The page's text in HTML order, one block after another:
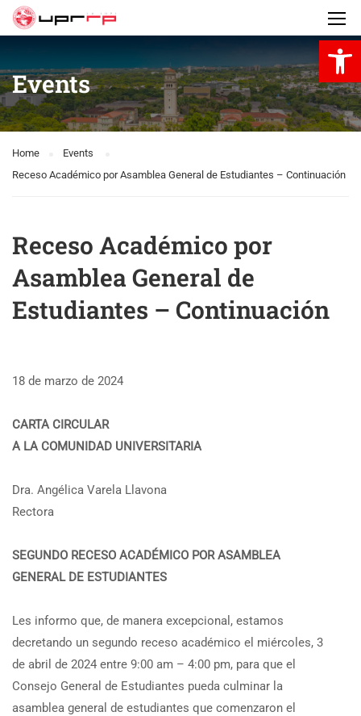
Events
Home
Events
Receso Académico por Asamblea General de Estudiantes – Continuación
Receso Académico por
Asamblea General de
Estudiantes – Continuación
18 de marzo de 2024
CARTA CIRCULAR
A LA COMUNIDAD UNIVERSITARIA
Dra. Angélica Varela Llavona
Rectora
SEGUNDO RECESO ACADÉMICO POR ASAMBLEA
GENERAL DE ESTUDIANTES
Les informo que, de manera excepcional, estamos
decretando un segundo receso académico el miércoles, 3
de abril de 2024 entre 9:00 am – 4:00 pm, para que el
Consejo General de Estudiantes pueda culminar la
asamblea general de estudiantes que comenzaron el